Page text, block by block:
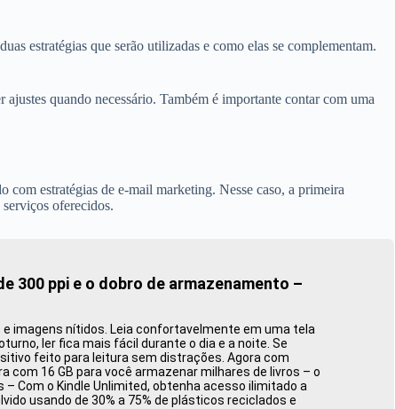
estratégias que serão utilizadas e como elas se complementam.
quando necessário. Também é importante contar com uma
estratégias de e-mail marketing. Nesse caso, a primeira
oferecidos.
300 ppi e o dobro de armazenamento –
imagens nítidos. Leia confortavelmente em uma tela
ler fica mais fácil durante o dia e a noite. Se
feito para leitura sem distrações. Agora com
com 16 GB para você armazenar milhares de livros – o
Com o Kindle Unlimited, obtenha acesso ilimitado a
usando de 30% a 75% de plásticos reciclados e